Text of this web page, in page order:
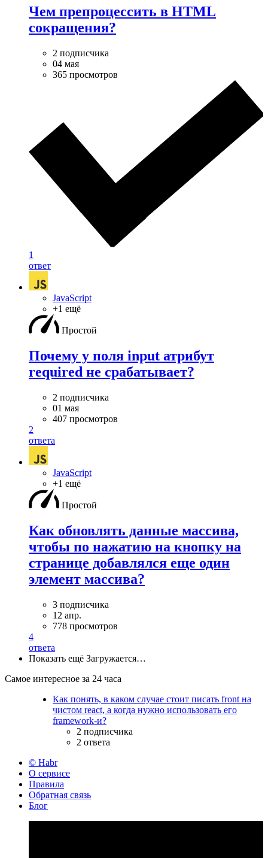
Чем препроцессить в HTML
сокращения?
2 подписчика
04 мая
365 просмотров
1
ответ
JavaScript
+1 ещё
Простой
Почему у поля input атрибут
required не срабатывает?
2 подписчика
01 мая
407 просмотров
2
ответа
JavaScript
+1 ещё
Простой
Как обновлять данные массива,
чтобы по нажатию на кнопку на
странице добавлялся еще один
элемент массива?
3 подписчика
12 апр.
778 просмотров
4
ответа
Показать ещё Загружается…
Самое интересное за 24 часа
Как понять, в каком случае стоит писать front на
чистом react, а когда нужно использовать его
framework-и?
2 подписчика
2 ответа
© Habr
О сервисе
Правила
Обратная связь
Блог